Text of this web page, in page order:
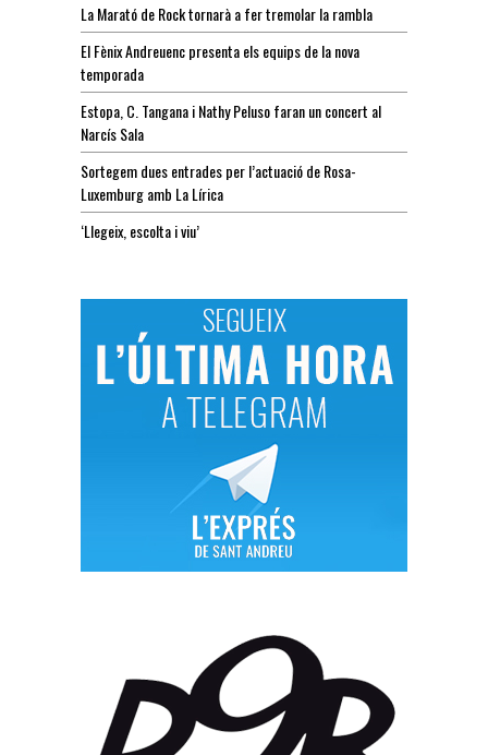
La Marató de Rock tornarà a fer tremolar la rambla
El Fènix Andreuenc presenta els equips de la nova
temporada
Estopa, C. Tangana i Nathy Peluso faran un concert al
Narcís Sala
Sortegem dues entrades per l’actuació de Rosa-
Luxemburg amb La Lírica
‘Llegeix, escolta i viu’